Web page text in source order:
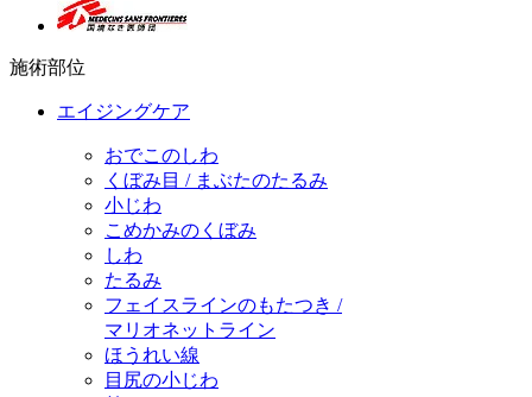
施術部位
エイジングケア
おでこのしわ
くぼみ目 / まぶたのたるみ
小じわ
こめかみのくぼみ
しわ
たるみ
フェイスラインのもたつき /
マリオネットライン
ほうれい線
目尻の小じわ